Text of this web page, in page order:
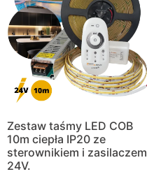
Zestaw taśmy LED COB
10m ciepła IP20 ze
sterownikiem i zasilaczem
24V.